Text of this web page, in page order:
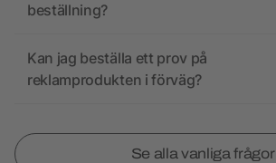
beställning?
Kan jag beställa ett prov på
reklamprodukten i förväg?
Se alla vanliga frågor